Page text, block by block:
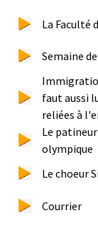
La Faculté
Semaine
faut aussi
reliées à
Le
olympique
Le choeur
Courrier